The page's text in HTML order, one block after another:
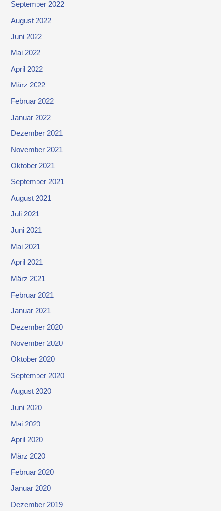
September 2022
August 2022
Juni 2022
Mai 2022
April 2022
März 2022
Februar 2022
Januar 2022
Dezember 2021
November 2021
Oktober 2021
September 2021
August 2021
Juli 2021
Juni 2021
Mai 2021
April 2021
März 2021
Februar 2021
Januar 2021
Dezember 2020
November 2020
Oktober 2020
September 2020
August 2020
Juni 2020
Mai 2020
April 2020
März 2020
Februar 2020
Januar 2020
Dezember 2019